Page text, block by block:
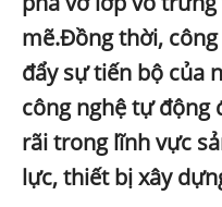
mẽ.Đồng thời,
đẩy sự tiến bộ của
công nghệ tự động
rãi trong lĩnh vực
lực, thiết bị xây